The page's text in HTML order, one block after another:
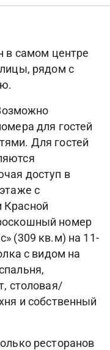
в самом центре
рядом с
для гостей
Для гостей
доступ в
с
номер
(309 кв.м) на 11-
с видом на
столовая/
и собственный
ресторанов